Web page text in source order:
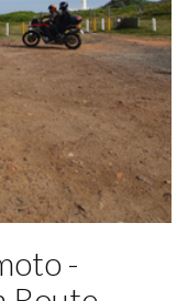
-